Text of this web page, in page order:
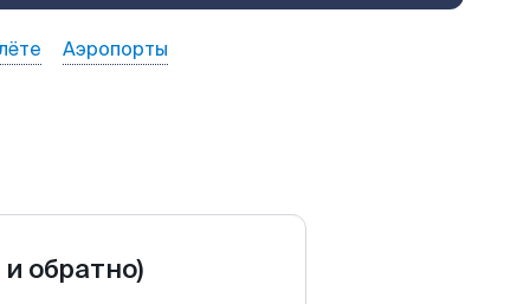
Аэропорты
и обратно)